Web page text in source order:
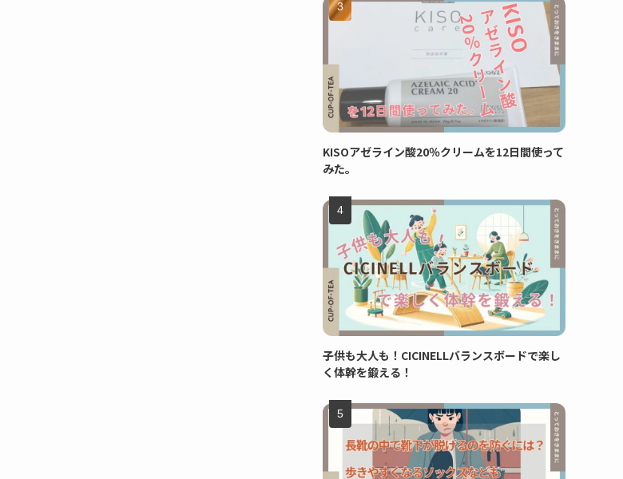
KISOアゼライン酸20％クリームを12日間使って
みた。
子供も大人も！CICINELLバランスボードで楽し
く体幹を鍛える！